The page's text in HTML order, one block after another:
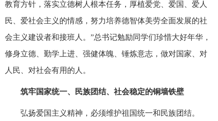
教育方针，落实立德树人根本任务，厚植爱党、爱国、爱人
民、爱社会主义的情感，努力培养德智体美劳全面发展的社
会主义建设者和接班人。”总书记勉励同学们珍惜大好年华，
修身立德、勤学上进、强健体魄、锤炼意志，做对国家、对
人民、对社会有用的人。
筑牢国家统一、民族团结、社会稳定的铜墙铁壁
弘扬爱国主义精神，必须维护祖国统一和民族团结。